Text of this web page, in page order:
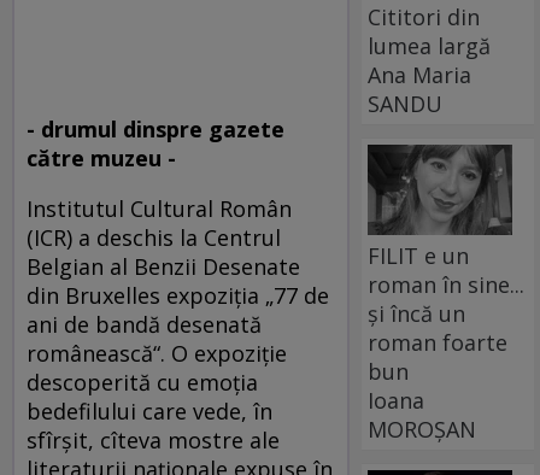
- drumul dinspre gazete
către muzeu -
Institutul Cultural Român
(ICR) a deschis la Centrul
Belgian al Benzii Desenate
din Bruxelles expoziţia „77 de
ani de bandă desenată
românească“. O expoziţie
descoperită cu emoţia
bedefilului care vede, în
sfîrşit, cîteva mostre ale
literaturii naţionale expuse în
Cititori din
lumea largă
Ana Maria
SANDU
FILIT e un
roman în sine...
și încă un
roman foarte
bun
Ioana
MOROȘAN